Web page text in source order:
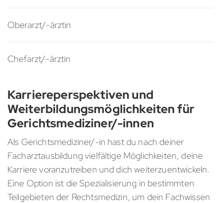
Oberarzt/-ärztin
Chefarzt/-ärztin
Karriereperspektiven und
Weiterbildungsmöglichkeiten für
Gerichtsmediziner/-innen
Als Gerichtsmediziner/-in hast du nach deiner
Facharztausbildung vielfältige Möglichkeiten, deine
Karriere voranzutreiben und dich weiterzuentwickeln.
Eine Option ist die Spezialisierung in bestimmten
Teilgebieten der Rechtsmedizin, um dein Fachwissen